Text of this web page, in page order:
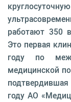
работают 350
Это первая
году по
медицинской
подтвердившая
году АО